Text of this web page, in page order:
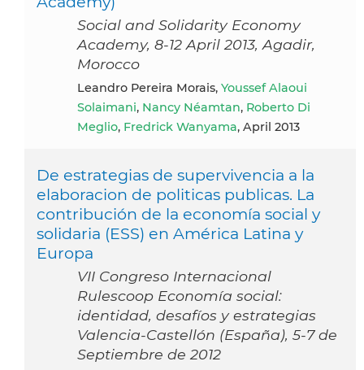
Social and Solidarity Economy
Academy, 8-12 April 2013, Agadir,
Morocco
Leandro Pereira Morais, Youssef Alaoui
Solaimani, Nancy Néamtan, Roberto Di
Meglio, Fredrick Wanyama, April 2013
De estrategias de supervivencia a la
elaboracion de politicas publicas. La
contribución de la economía social y
solidaria (ESS) en América Latina y
Europa
VII Congreso Internacional
Rulescoop Economía social:
identidad, desafíos y estrategias
Valencia-Castellón (España), 5-7 de
Septiembre de 2012